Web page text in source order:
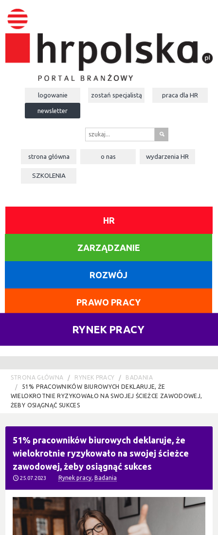
logowanie zostań specjalistą praca dla HR
newsletter
s
strona główna o nas wydarzeniaHR
SZKOLENIA
HR
ZARZĄDZANIE
ROZWÓJ
PRAWO PRACY
RYNEK PRACY
STRONA GŁÓWNA RYNEK PRACY
BADANIA
51% PRACOWNIKÓW BIUROWYCH DEKLARUJE, ŻE
WIELOKROTNIE RYZYKOWAŁO NA SWOJEJ ŚCIEŻCE ZAWODOWEJ,
ŻEBY OSIĄGNĄĆ SUKCES
51% pracowników biurowych deklaruje, że
wielokrotnie ryzykowało na swojej ścieżce
zawodowej, żeby osiągnąć sukces
25.07.2023 Rynek pracy,Badania